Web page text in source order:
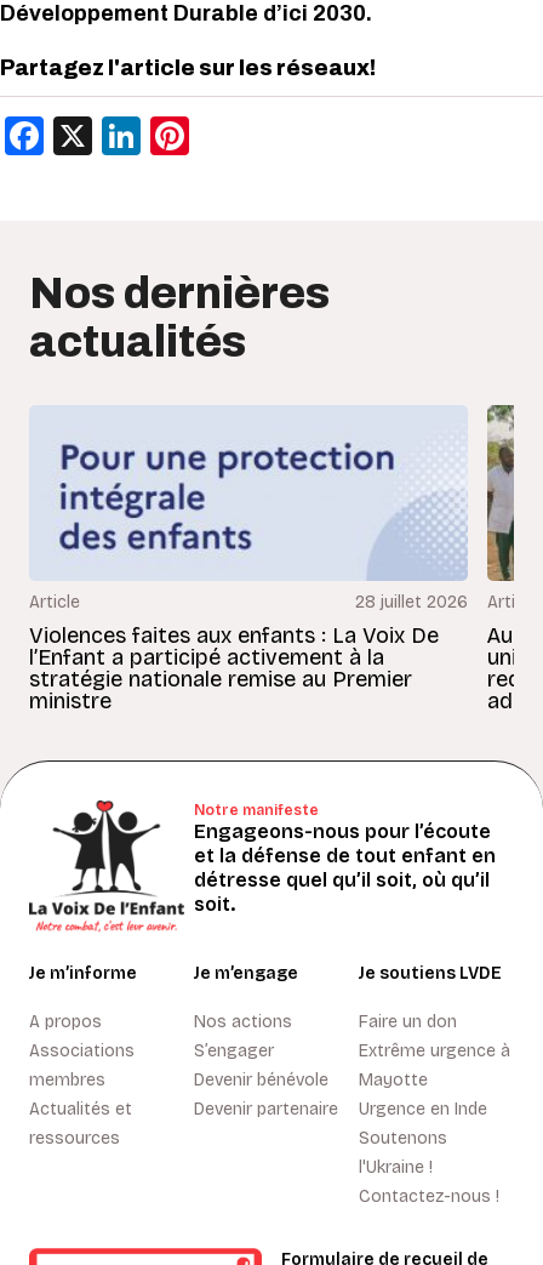
Développement Durable d’ici 2030.
Partagez l'article sur les réseaux!
Facebook
X LinkedIn
Nos dernières
actualités
Article 28 juillet 2026
Violences faites aux enfants : La Voix De
l’Enfant a participé activement à la
stratégie nationale remise au Premier
ministre
Article
Au
Notre manifeste
Engageons-nous pour l’écoute
et la défense de tout enfant en
détresse quel qu’il soit, où qu’il
soit.
Je m’informe
A propos
Associations
membres
Actualités et
ressources
Je m’engage
Nos actions
S’engager
Devenir bénévole
Devenir partenaire
Je soutiens LVDE
Faire un don
Extrême urgence à
Mayotte
Urgence en Inde
Soutenons
l'Ukraine !
Contactez-nous !
Formulaire de recueil de